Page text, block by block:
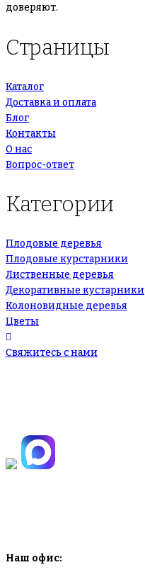
доверяют.
Страницы
Каталог
Доставка и оплата
Блог
Контакты
О нас
Вопрос-ответ
Категории
Плодовые деревья
Плодовые курстарники
Лиственные деревья
Декоративные кустарники
Колоновидные деревья
Цветы
Свяжитесь с нами
Наш офис: